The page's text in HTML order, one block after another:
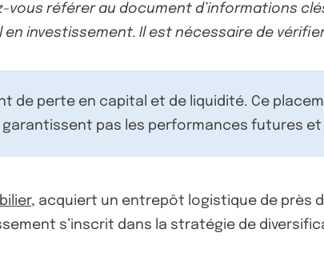
vous référer au document d’informations
en investissement. Il est nécessaire de
de perte en capital et de liquidité. Ce
garantissent pas les performances futures
, acquiert un entrepôt logistique de près
s’inscrit dans la stratégie de